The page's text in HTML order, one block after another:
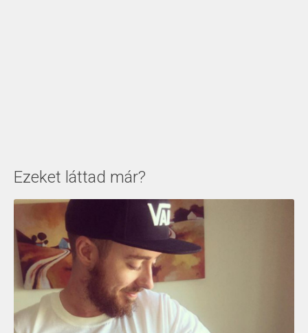
Ezeket láttad már?